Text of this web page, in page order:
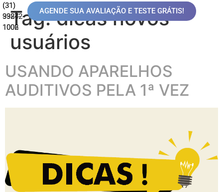
(31)
99872-
1006
(31)
3324-
1002
AGENDE SUA AVALIAÇÃO E TESTE GRÁTIS!
Tag:dicas novos
usuários
USANDO APARELHOS
AUDITIVOS PELA 1ª VEZ